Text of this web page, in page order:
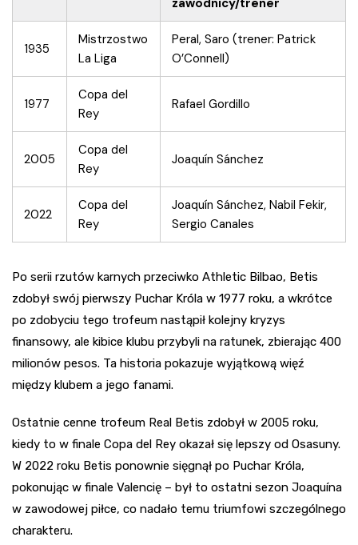
zawodnicy/trener
1935
Mistrzostwo
La Liga
Peral, Saro (trener: Patrick
O’Connell)
1977
Copa del
Rey
Rafael Gordillo
2005
Copa del
Rey
Joaquín Sánchez
2022
Copa del
Rey
Joaquín Sánchez, Nabil Fekir,
Sergio Canales
Po serii rzutów karnych przeciwko Athletic Bilbao, Betis
zdobył swój pierwszy Puchar Króla w 1977 roku, a wkrótce
po zdobyciu tego trofeum nastąpił kolejny kryzys
finansowy, ale kibice klubu przybyli na ratunek, zbierając 400
milionów pesos. Ta historia pokazuje wyjątkową więź
między klubem a jego fanami.
Ostatnie cenne trofeum Real Betis zdobył w 2005 roku,
kiedy to w finale Copa del Rey okazał się lepszy od Osasuny.
W 2022 roku Betis ponownie sięgnął po Puchar Króla,
pokonując w finale Valencię – był to ostatni sezon Joaquína
w zawodowej piłce, co nadało temu triumfowi szczególnego
charakteru.